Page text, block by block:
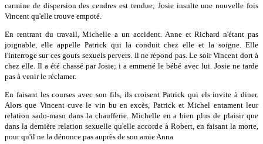
carmine de dispersion des cendres est tendue; Josie insulte une nouvelle fois
Vincent qu'elle trouve empoté.
En rentrant du travail, Michelle a un accident. Anne et Richard n'étant pas
joignable, elle appelle Patrick qui la conduit chez elle et la soigne. Elle
l'interroge sur ces gouts sexuels pervers. Il ne répond pas. Le soir Vincent dort à
chez elle. Il a été chassé par Josie; i a emmené le bébé avec lui. Josie ne tarde
pas à venir le réclamer.
En faisant les courses avec son fils, ils croisent Patrick qui els invite à diner.
Alors que Vincent cuve le vin bu en excès, Patrick et Michel entament leur
relation sado-maso dans la chaufferie. Michelle en a bien plus de plaisir que
dans la dernière relation sexuelle qu'elle accorde à Robert, en faisant la morte,
pour qu'il ne la dénonce pas auprès de son amie Anna